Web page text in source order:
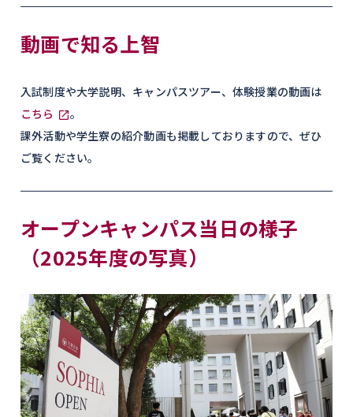
動画で知る上智
入試制度や大学説明、キャンパスツアー、体験授業の動画は
こちら
。
課外活動や学生寮の紹介動画も掲載しておりますので、ぜひ
ご覧ください。
オープンキャンパス当日の様子
（2025年度の写真）